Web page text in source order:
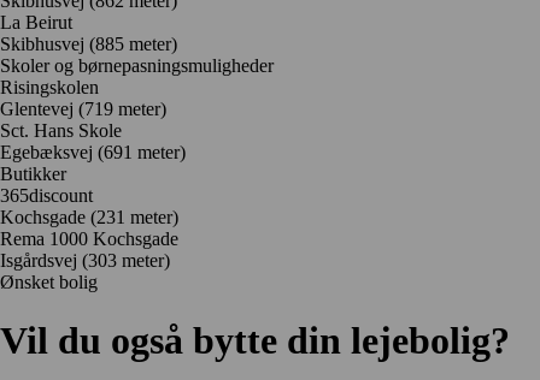
La Beirut
Skibhusvej (885 meter)
Skoler og børnepasningsmuligheder
Risingskolen
Glentevej (719 meter)
Sct. Hans Skole
Egebæksvej (691 meter)
Butikker
365discount
Kochsgade (231 meter)
Rema 1000 Kochsgade
Isgårdsvej (303 meter)
Ønsket bolig
Vil du også bytte din lejebolig?